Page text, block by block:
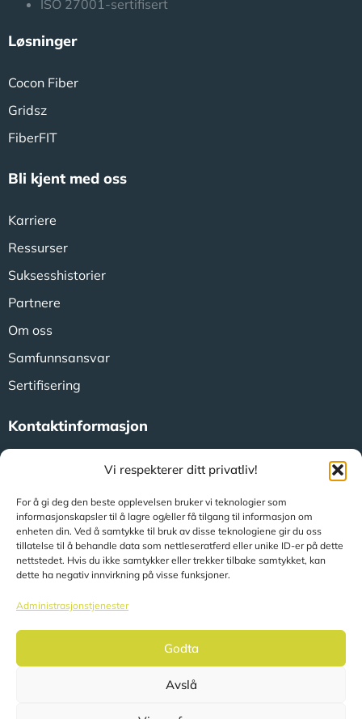
Vi respekterer ditt privatliv!
For å gi deg den beste opplevelsen bruker vi teknologier som
informasjonskapsler til å lagre og/eller få tilgang til informasjon om
enheten din. Ved å samtykke til bruk av disse teknologiene gir du oss
tillatelse til å behandle data som nettleseratferd eller unike ID-er på dette
nettstedet. Hvis du ikke samtykker eller trekker tilbake samtykket, kan
dette ha negativ innvirkning på visse funksjoner.
Administrasjonstjenester
Godta
Avslå
ISO 27001-sertifisert
Løsninger
Cocon Fiber
Gridsz
FiberFIT
Bli kjent med oss
Karriere
Ressurser
Suksesshistorier
Partnere
Om oss
Samfunnsansvar
Sertifisering
Kontaktinformasjon
Amsterdamsestraatweg 47
+31 (0)35 623 79 36
© 2026 Speer IT B.V.